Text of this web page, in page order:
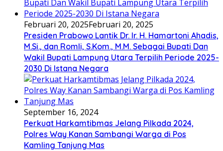
Februari 20, 2025Februari 20, 2025
Presiden Prabowo Lantik Dr. Ir. H. Hamartoni Ahadis,
M.Si., dan Romli, S.Kom., M.M. Sebagai Bupati Dan
Wakil Bupati Lampung Utara Terpilih Periode 2025-
2030 Di Istana Negara
September 16, 2024
Perkuat Harkamtibmas Jelang Pilkada 2024,
Polres Way Kanan Sambangi Warga di Pos
Kamling Tanjung Mas